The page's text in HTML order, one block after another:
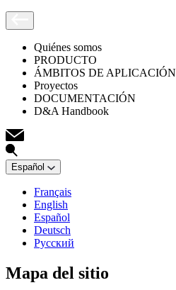
Quiénes somos
PRODUCTO
ÁMBITOS DE APLICACIÓN
Proyectos
DOCUMENTACIÓN
D&A Handbook
Español
Français
English
Español
Deutsch
Русский
Mapa del sitio